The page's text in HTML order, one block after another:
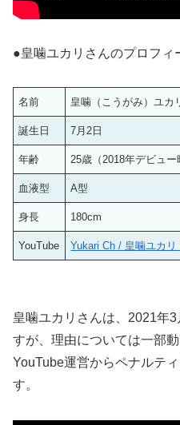
●皇噛ユカリさんのプロフィ
名前 皇噛（こうがみ）ユカ
誕生日 7月2日
年齢 25歳（2018年デビュー
血液型 A型
身長 180cm
YouTube Yukari Ch / 皇噛ユカリ
皇噛ユカリさんは、2021年
すが、理由については一部
YouTube運営からペナルテ
す。